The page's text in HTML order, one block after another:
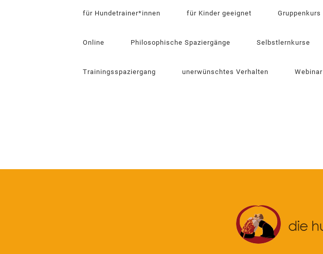
für Hundetrainer*innen für Kinder geeignet Gruppenkurs
Online Philosophische Spaziergänge Selbstlernkurse
Trainingsspaziergang unerwünschtes Verhalten Webinar